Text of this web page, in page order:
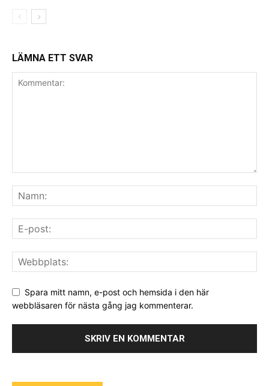
LÄMNA ETT SVAR
Spara mitt namn, e-post och hemsida i den här
webbläsaren för nästa gång jag kommenterar.